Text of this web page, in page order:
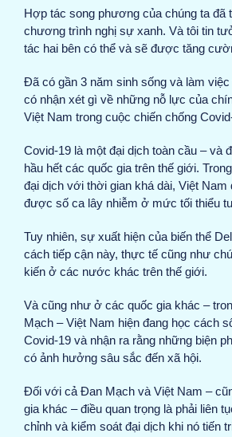
Hợp tác song phương của chúng ta đã
chương trình nghị sự xanh. Và tôi tin
tác hai bên có thể và sẽ được tăng
Đã có gần 3 năm sinh sống và làm
có nhận xét gì về những nỗ lực của
Việt Nam trong cuộc chiến chống
Covid-19 là một đại dịch toàn cầu – và
hầu hết các quốc gia trên thế giới.
đại dịch với thời gian khá dài, Việt Nam
được số ca lây nhiễm ở mức tối thiểu
Tuy nhiên, sự xuất hiện của biến thể
cách tiếp cận này, thực tế cũng như
kiến ở các nước khác trên thế giới.
Và cũng như ở các quốc gia khác –
Mạch – Việt Nam hiện đang học cách
Covid-19 và nhận ra rằng những biện
có ảnh hưởng sâu sắc đến xã hội.
Đối với cả Đan Mạch và Việt Nam –
gia khác – điều quan trọng là phải liên
chỉnh và kiểm soát đại dịch khi nó tiến